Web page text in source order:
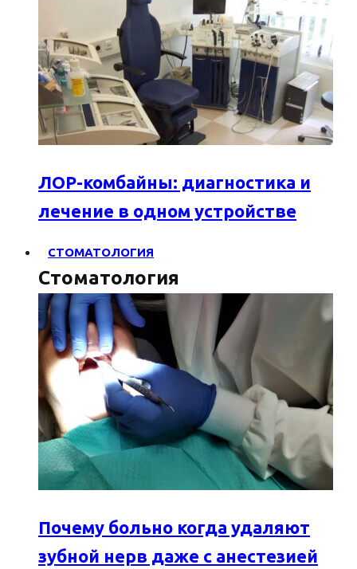
ЛОР-комбайны: диагностика и
лечение в одном устройстве
СТОМАТОЛОГИЯ
Стоматология
Почему больно когда удаляют
зубной нерв даже с анестезией